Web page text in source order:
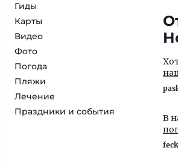
Гиды
Карты
Видео
Фото
Погода
Пляжи
Лечение
Праздники и события
В